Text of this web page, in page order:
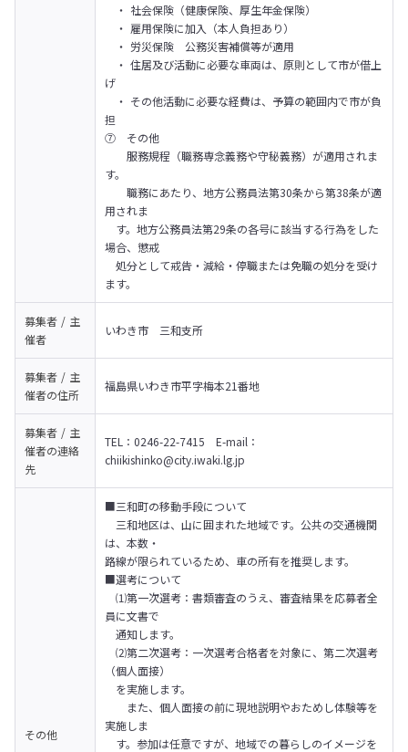
・ 社会保険（健康保険、厚生年金保険）
・ 雇用保険に加入（本人負担あり）
・ 労災保険　公務災害補償等が適用
・ 住居及び活動に必要な車両は、原則として市が借上
げ
・ その他活動に必要な経費は、予算の範囲内で市が負
担
⑦　その他
服務規程（職務専念義務や守秘義務）が適用されま
す。
職務にあたり、地方公務員法第30条から第38条が適
用されま
す。地方公務員法第29条の各号に該当する行為をした
場合、懲戒
処分として戒告・減給・停職または免職の処分を受け
ます。
募集者 / 主
催者
いわき市　三和支所
募集者 / 主
催者の住所
福島県いわき市平字梅本21番地
募集者 / 主
催者の連絡
先
TEL：0246-22-7415　E-mail：
chiikishinko@city.iwaki.lg.jp
その他
■三和町の移動手段について
三和地区は、山に囲まれた地域です。公共の交通機関
は、本数・
路線が限られているため、車の所有を推奨します。
■選考について
⑴第一次選考：書類審査のうえ、審査結果を応募者全
員に文書で
通知します。
⑵第二次選考：一次選考合格者を対象に、第二次選考
（個人面接）
を実施します。
また、個人面接の前に現地説明やおためし体験等を
実施しま
す。参加は任意ですが、地域での暮らしのイメージを